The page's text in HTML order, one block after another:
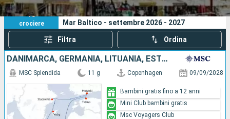
Porti Compagnie
Ricerca
15
crociere
I tuoi criteri di ricerca:
Mar Baltico - settembre 2026 - 2027
Filtra Ordina
DANIMARCA, GERMANIA, LITUANIA, ESTONIA, FINLANDIA, SVEZIA
MSC Splendida 11 g Copenhagen 09/09/2028
Bambini gratis fino a 12 anni
Mini Club bambini gratis
Msc Voyagers Club